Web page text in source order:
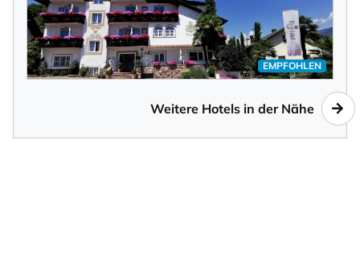
EMPFOHLEN
Weitere Hotels in der Nähe